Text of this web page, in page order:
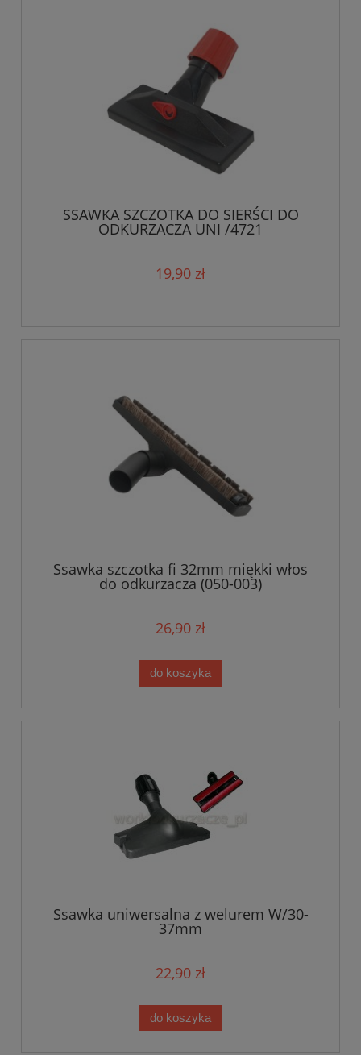
SSAWKA SZCZOTKA DO SIERŚCI DO
ODKURZACZA UNI /4721
19,90 zł
Ssawka szczotka fi 32mm miękki włos
do odkurzacza (050-003)
26,90 zł
do koszyka
Ssawka uniwersalna z welurem W/30-
37mm
22,90 zł
do koszyka